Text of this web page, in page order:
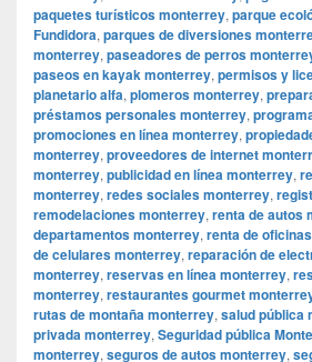
paquetes turísticos monterrey, parque
Fundidora, parques de diversiones
monterrey, paseadores de perros
paseos en kayak monterrey, permisos y
planetario alfa, plomeros monterrey,
préstamos personales monterrey,
promociones en línea monterrey,
monterrey, proveedores de internet
monterrey, publicidad en línea monterrey,
monterrey, redes sociales monterrey,
remodelaciones monterrey, renta de autos
departamentos monterrey, renta de
de celulares monterrey, reparación de
monterrey, reservas en línea monterrey,
monterrey, restaurantes gourmet
rutas de montaña monterrey, salud pública
privada monterrey, Seguridad pública
monterrey, seguros de autos monterrey,